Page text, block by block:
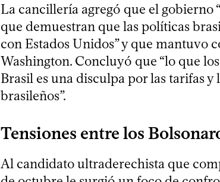
La cancillería agregó que el gobierno
que demuestran que las políticas
con Estados Unidos” y que mantuvo
Washington. Concluyó que “lo que
Brasil es una disculpa por las tarifas
brasileños”.
Tensiones entre los
Al candidato ultraderechista que